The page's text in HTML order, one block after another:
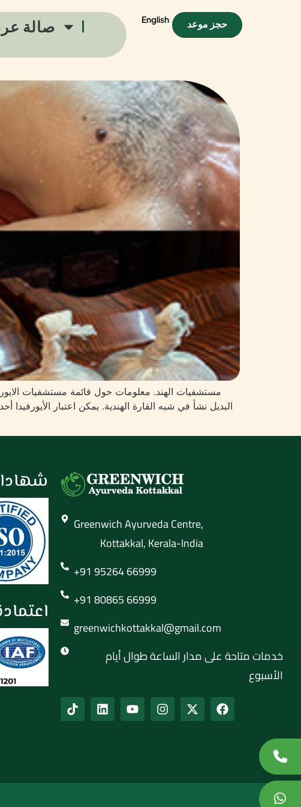
صالة
English حجز موعد
مستشفيات الهند. معلومات حول قائمة مستشفيات
البديل نشأ في شبه القارة الهندية. يمكن اعتبار الأيورفيدا
Greenwich Ayurveda Centre,
Kottakkal, Kerala-India
+91 95264 66999
+91 80865 66999
greenwichkottakkal@gmail.com
خدمات متاحة على مدار الساعة طوال أيام
الأسبوع